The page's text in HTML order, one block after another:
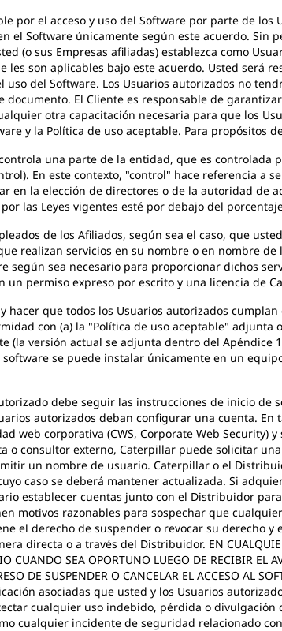
por el acceso y uso del Software por parte de los
el Software únicamente según este acuerdo. Sin
(o sus Empresas afiliadas) establezca como
son aplicables bajo este acuerdo. Usted será
uso del Software. Los Usuarios autorizados no
El Cliente es responsable de
otra capacitación necesaria para que los
y la Política de uso aceptable. Para propósitos
una parte de la entidad, que es controlada
En este contexto, "control" hace referencia a
en la elección de directores o de la autoridad de
las Leyes vigentes esté por debajo del
de los Afiliados, según sea el caso, que
realizan servicios en su nombre o en nombre de
sea necesario para proporcionar dichos
permiso expreso por escrito y una licencia de
hacer que todos los Usuarios autorizados
con (a) la "Política de uso aceptable" adjunta
versión actual se adjunta dentro del Apéndice
se puede instalar únicamente en un
debe seguir las instrucciones de inicio de
autorizados deban configurar una cuenta.
web corporativa (CWS, Corporate Web Security)
o consultor externo, Caterpillar puede solicitar
un nombre de usuario. Caterpillar o el
caso se deberá mantener actualizada. Si
establecer cuentas junto con el Distribuidor
motivos razonables para sospechar que
el derecho de suspender o revocar su derecho y
o a través del Distribuidor. EN CUALQUIER
CUANDO SEA OPORTUNO LUEGO DE RECIBIR EL
DE SUSPENDER O CANCELAR EL ACCESO AL
asociadas que usted y los Usuarios
cualquier uso indebido, pérdida o divulgación
cualquier incidente de seguridad relacionado